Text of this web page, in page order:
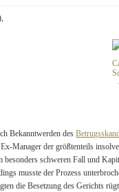
Bekanntwerden des
Manager der größtenteils
besonders schweren Fall und
musste der Prozess
die Besetzung des Gerichts